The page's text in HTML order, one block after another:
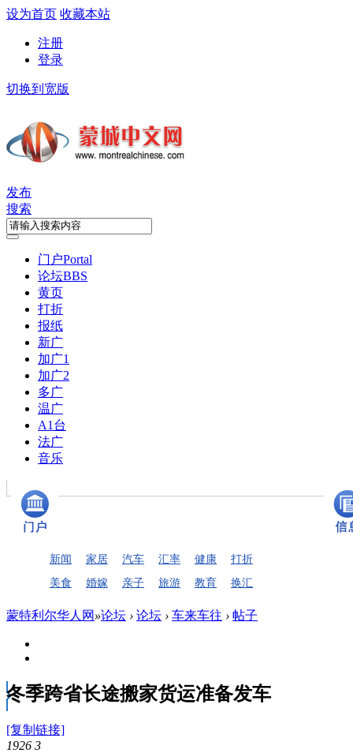
设为首页 收藏本站
注册
登录
切换到宽版
发布
搜索
门户Portal
论坛BBS
黄页
打折
报纸
新广
加广1
加广2
多广
温广
A1台
法广
音乐
新闻 家居 汽车 汇率 健康
打折
美食
婚嫁 亲子 旅游 教育 换汇
蒙特利尔华人网 »论坛 › 论坛 › 车来车往 › 帖子
冬季跨省长途搬家货运准备发车
[复制链接]
1926 3